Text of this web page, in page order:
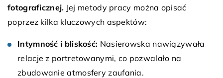
fotograficznej. Jej metody pracy można opisać
poprzez kilka kluczowych aspektów:
Intymność i bliskość: Nasierowska nawiązywała
relacje z portretowanymi, co pozwalało na
zbudowanie atmosfery zaufania.